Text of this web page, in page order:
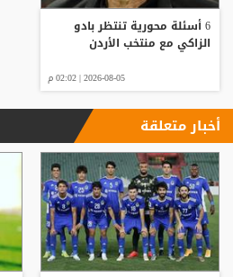
6 أسئلة محورية تنتظر بادو
الزاكي مع منتخب الأردن
2026-08-05 | 02:02 م
أخبار متعلقة